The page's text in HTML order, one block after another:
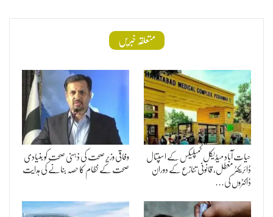
متعلقہ خبریں
حیات آباد میڈیکل کمپلیکس کے اسپتال
ڈائریکٹر معطل، قانونی تنازع کے دوران
ڈاکٹروں کی…
وفاقی وزیر صحت کی ذہنی صحت کو بنیادی
صحت کے نظام کا حصہ بنانے کی ہدایت